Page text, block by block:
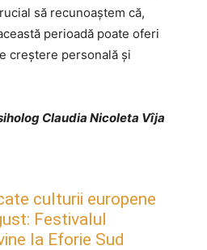
să recunoaștem că,
perioadă poate oferi
creștere personală și
Claudia Nicoleta Vîja
culturii europene
Festivalul
la Eforie Sud